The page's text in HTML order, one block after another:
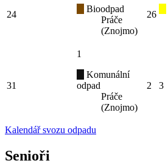
24
Bioodpad
Práče
(Znojmo)
26
31
1
Komunální
odpad
Práče
(Znojmo)
2 3
Kalendář svozu odpadu
Senioři